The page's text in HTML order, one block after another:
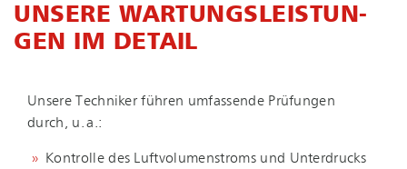
UNSERE WAR­TUNGS­LEIS­TUN­
GEN IM DETAIL
Unsere Techniker führen umfassende Prüfungen
durch, u. a.:
Kontrolle des Luftvolumenstroms und Unterdrucks